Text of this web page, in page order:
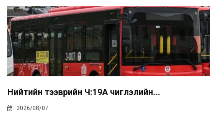
Нийтийн тээврийн Ч:19А чиглэлийн...
2026/08/07